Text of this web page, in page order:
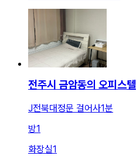
전주시 금암동의 오피스텔
J전북대정문 걸어사1분
방1
화장실1